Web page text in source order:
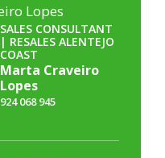
SALES CONSULTANT
| RESALES ALENTEJO
COAST
Marta Craveiro
Lopes
924 068 945